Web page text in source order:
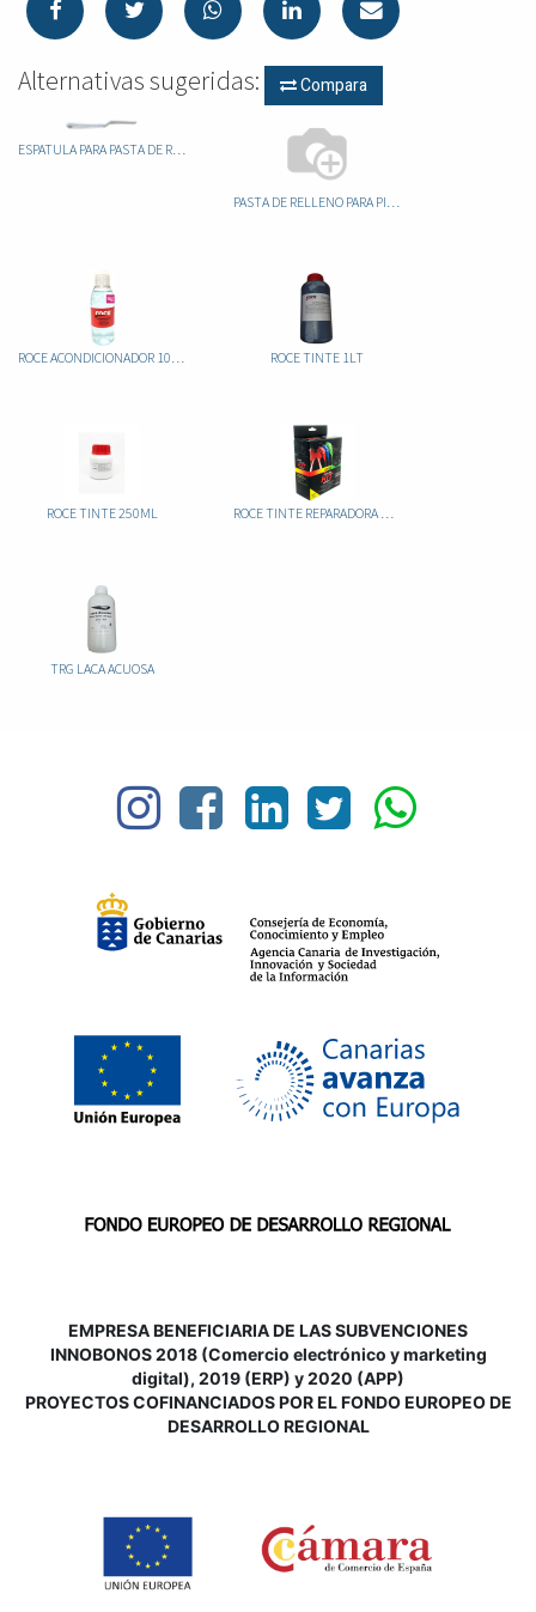
Alternativas sugeridas: Compara
ESPATULA PARA PASTA DE RELLENO
ROCE TINTE 1LT
ROCE TINTE 250ML
TRG LACA ACUOSA
EMPRESA BENEFICIARIA DE LAS SUBVENCIONES
INNOBONOS 2018 (Comercio electrónico y marketing
digital), 2019 (ERP) y 2020 (APP)
PROYECTOS COFINANCIADOS POR EL FONDO EUROPEO DE
DESARROLLO REGIONAL